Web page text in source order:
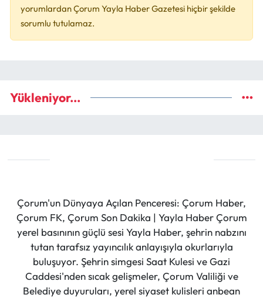
yorumlardan Çorum Yayla Haber Gazetesi hiçbir şekilde
sorumlu tutulamaz.
Yükleniyor...
Çorum'un Dünyaya Açılan Penceresi: Çorum Haber,
Çorum FK, Çorum Son Dakika | Yayla Haber Çorum
yerel basınının güçlü sesi Yayla Haber, şehrin nabzını
tutan tarafsız yayıncılık anlayışıyla okurlarıyla
buluşuyor. Şehrin simgesi Saat Kulesi ve Gazi
Caddesi'nden sıcak gelişmeler, Çorum Valiliği ve
Belediye duyuruları, yerel siyaset kulisleri anbean